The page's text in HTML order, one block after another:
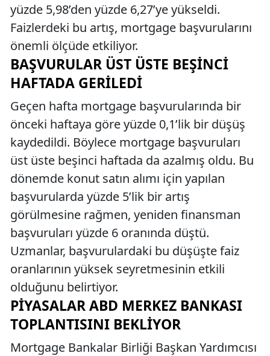
yüzde 5,98’den yüzde 6,27’ye yükseldi.
Faizlerdeki bu artış, mortgage başvurularını
önemli ölçüde etkiliyor.
BAŞVURULAR ÜST ÜSTE BEŞINCI
HAFTADA GERILEDI
Geçen hafta mortgage başvurularında bir
önceki haftaya göre yüzde 0,1’lik bir düşüş
kaydedildi. Böylece mortgage başvuruları
üst üste beşinci haftada da azalmış oldu. Bu
dönemde konut satın alımı için yapılan
başvurularda yüzde 5’lik bir artış
görülmesine rağmen, yeniden finansman
başvuruları yüzde 6 oranında düştü.
Uzmanlar, başvurulardaki bu düşüşte faiz
oranlarının yüksek seyretmesinin etkili
olduğunu belirtiyor.
PIYASALAR ABD MERKEZ BANKASI
TOPLANTISINI BEKLIYOR
Mortgage Bankalar Birliği Başkan Yardımcısı